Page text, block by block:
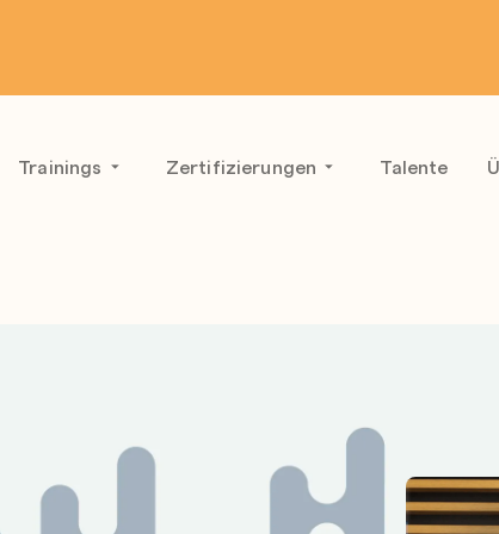
Trainings Zertifizierungen Talente